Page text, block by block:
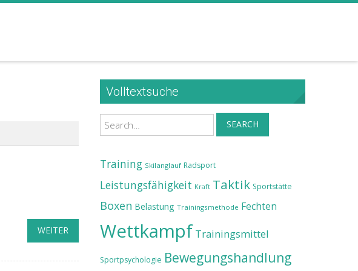
WEITER
Volltextsuche
Search SEARCH
Training Skilanglauf Radsport
Leistungsfähigkeit Kraft Taktik Sportstätte
Boxen Belastung Trainingsmethode Fechten
Wettkampf Trainingsmittel
Sportpsychologie Bewegungshandlung